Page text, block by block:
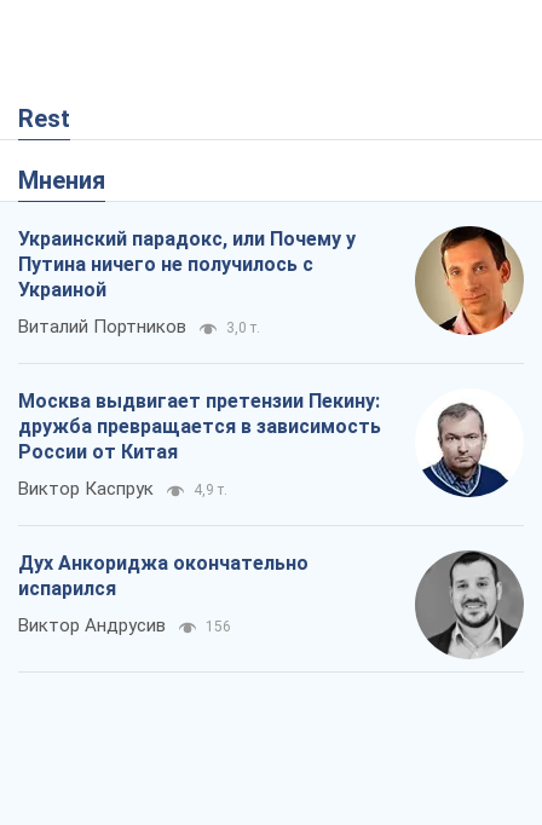
Rest
Мнения
Украинский парадокс, или Почему у
Путина ничего не получилось с
Украиной
Виталий Портников 3,0 т.
Москва выдвигает претензии Пекину:
дружба превращается в зависимость
России от Китая
Виктор Каспрук 4,9 т.
Дух Анкориджа окончательно
испарился
Виктор Андрусив 156